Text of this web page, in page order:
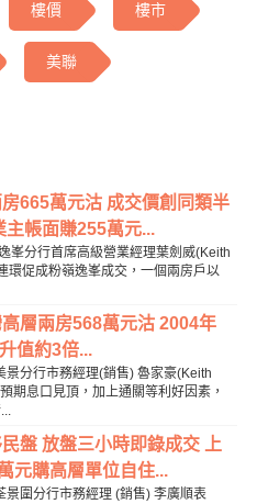
樓價 樓市
美聯
665萬元沽 成交價創同類半
主帳面賺255萬元...
峯分行首席高級營業經理葉劍威(Keith
環促成粉嶺逸峯成交，一個兩房戶以
層兩房568萬元沽 2004年
值約3倍...
景分行市務經理(銷售) 魯家豪(Keith
期息口見頂，加上通關等利好因素，
盤 放盤三小時即錄成交 上
元購高層單位自住...
景圍分行市務經理 (銷售) 李廣順表